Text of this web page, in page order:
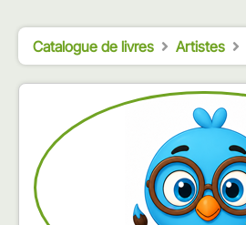
Catalogue de livres Artistes